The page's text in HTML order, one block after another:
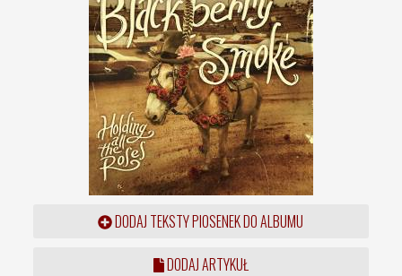
DODAJ TEKSTY PIOSENEK DO ALBUMU
DODAJ ARTYKUŁ